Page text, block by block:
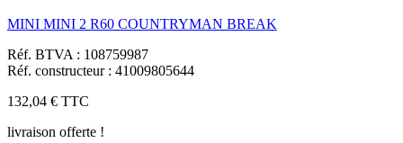
MINI MINI 2 R60 COUNTRYMAN BREAK
Réf. BTVA : 108759987
Réf. constructeur : 41009805644
132,04 € TTC
livraison offerte !